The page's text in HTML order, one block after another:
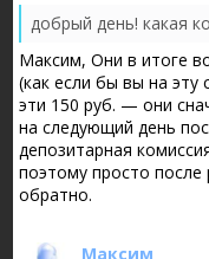
Максим, Они в итоге
(как если бы вы на эту
эти 150 руб. — они
на следующий день
депозитарная
поэтому просто
обратно.
Максим